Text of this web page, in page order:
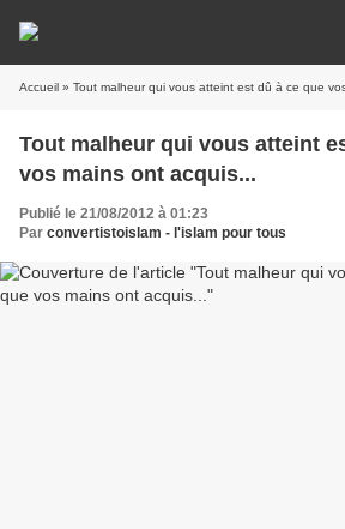
Accueil » Tout malheur qui vous atteint est dû à ce que
Tout malheur qui vous atteint
vos mains ont acquis...
Publié le 21/08/2012 à 01:23
Par convertistoislam - l'islam pour tous